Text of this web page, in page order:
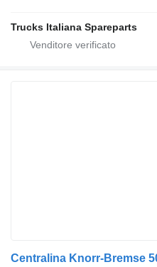
Trucks Italiana Spareparts